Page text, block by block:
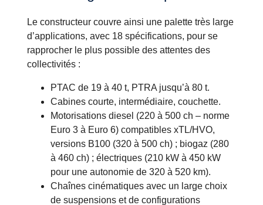
Le constructeur couvre ainsi une palette très large
d’applications, avec 18 spécifications, pour se
rapprocher le plus possible des attentes des
collectivités :
PTAC de 19 à 40 t, PTRA jusqu’à 80 t.
Cabines courte, intermédiaire, couchette.
Motorisations diesel (220 à 500 ch – norme
Euro 3 à Euro 6) compatibles xTL/HVO,
versions B100 (320 à 500 ch) ; biogaz (280
à 460 ch) ; électriques (210 kW à 450 kW
pour une autonomie de 320 à 520 km).
Chaînes cinématiques avec un large choix
de suspensions et de configurations